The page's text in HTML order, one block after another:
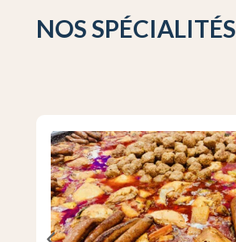
NOS SPÉCIALITÉS